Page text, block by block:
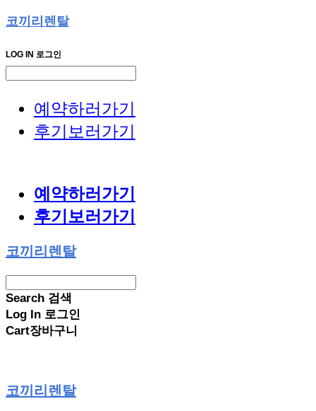
코끼리렌탈
LOG IN 로그인
예약하러가기
후기보러가기
예약하러가기
후기보러가기
코끼리렌탈
Search 검색
Log In 로그인
Cart장바구니
코끼리렌탈